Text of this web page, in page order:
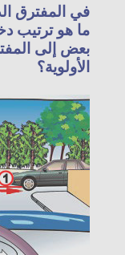
في المفترق
ما هو ترتيب
بعض إلى
الأولوية؟